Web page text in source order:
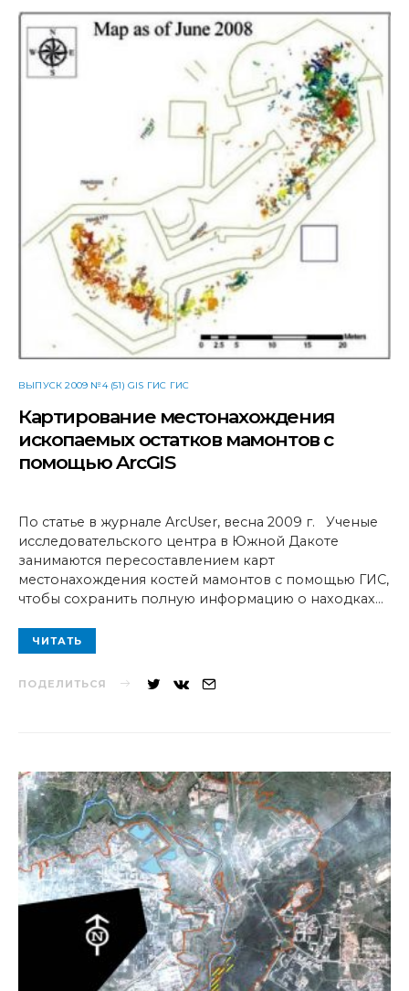
ВЫПУСК 2009 №4 (51) GIS ГИС ГИС
Картирование местонахождения
ископаемых остатков мамонтов с
помощью ArcGIS
По статье в журнале ArcUser, весна 2009 г. Ученые
исследовательского центра в Южной Дакоте
занимаются пересоставлением карт
местонахождения костей мамонтов с помощью ГИС,
чтобы сохранить полную информацию о находках…
ЧИТАТЬ
ПОДЕЛИТЬСЯ